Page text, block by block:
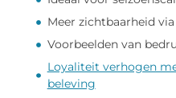
Meer zichtbaarheid
Voorbeelden van
Loyaliteit verhogen
beleving